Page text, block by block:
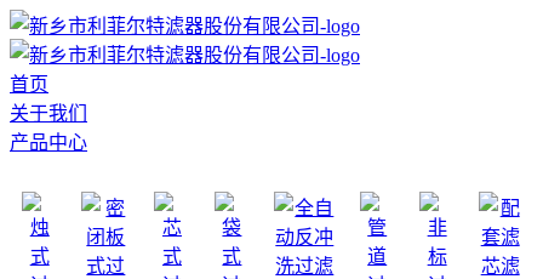
首页
关于我们
产品中心